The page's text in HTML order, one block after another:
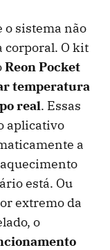
o sistema não
corporal. O kit
Reon Pocket
temperatura
real. Essas
aplicativo
a
está. Ou
extremo da
o